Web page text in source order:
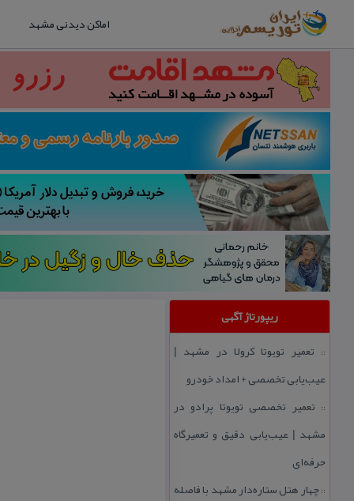
اماکن دیدنی مشهد
ریپورتاژ آگهی
:: تعمیر تویوتا كرولا در مشهد |
عیب‌یابی تخصصی + امداد خودرو
:: تعمیر تخصصی تویوتا پرادو در
مشهد | عیب‌یابی دقیق و تعمیرگاه
حرفه‌ای
::چهار هتل‌ ستاره‌دار مشهد با فاصله